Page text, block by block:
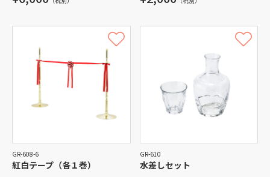
GR-608-6
紅白テープ（各１巻）
GR-610
水差しセット